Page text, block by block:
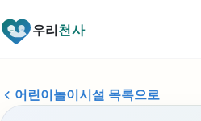
우리천사
어린이놀이시설 목록으로